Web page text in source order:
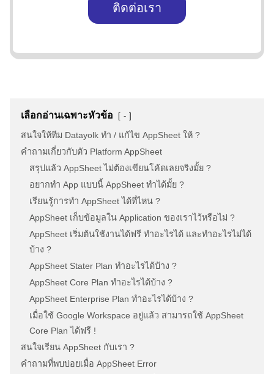
ติดต่อเรา
เลือกอ่านเฉพาะหัวข้อ -
สนใจให้ทีม Datayolk ทำ / แก้ไข AppSheet ให้ ?
คำถามเกี่ยวกับตัว Platform AppSheet
สรุปแล้ว AppSheet ไม่ต้องเขียนโค้ดเลยจริงมั้ย ?
อยากทำ App แบบนี้ AppSheet ทำได้มั้ย ?
เรียนรู้การทำ AppSheet ได้ที่ไหน ?
AppSheet เก็บข้อมูลใน Application ของเราไว้หรือไม่ ?
AppSheet เริ่มต้นใช้งานได้ฟรี ทำอะไรได้ และทำอะไรไม่ได้
บ้าง ?
AppSheet Stater Plan ทำอะไรได้บ้าง ?
AppSheet Core Plan ทำอะไรได้บ้าง ?
AppSheet Enterprise Plan ทำอะไรได้บ้าง ?
เมื่อใช้ Google Workspace อยู่แล้ว สามารถใช้ AppSheet
Core Plan ได้ฟรี !
สนใจเรียน AppSheet กับเรา ?
คำถามที่พบบ่อยเมื่อ AppSheet Error